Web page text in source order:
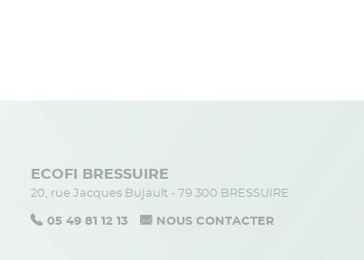
ECOFI BRESSUIRE
20, rue Jacques Bujault - 79 300 BRESSUIRE
05 49 81 12 13 NOUS CONTACTER